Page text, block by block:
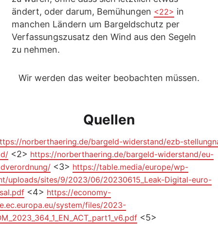
ändert, oder darum, Bemühungen <22> in
manchen Ländern um Bargeldschutz per
Verfassungszusatz den Wind aus den Segeln
zu nehmen.
Wir werden das weiter beobachten müssen.
Quellen
norberthaering.de/bargeld-widerstand/ezb-
<2> https://norberthaering.de/bargeld-widerstand/eu-
<3> https://table.media/europe/wp-
uploads/sites/9/2023/06/20230615_Leak-Digital-euro-
<4> https://economy-
system/files/2023-
<5>